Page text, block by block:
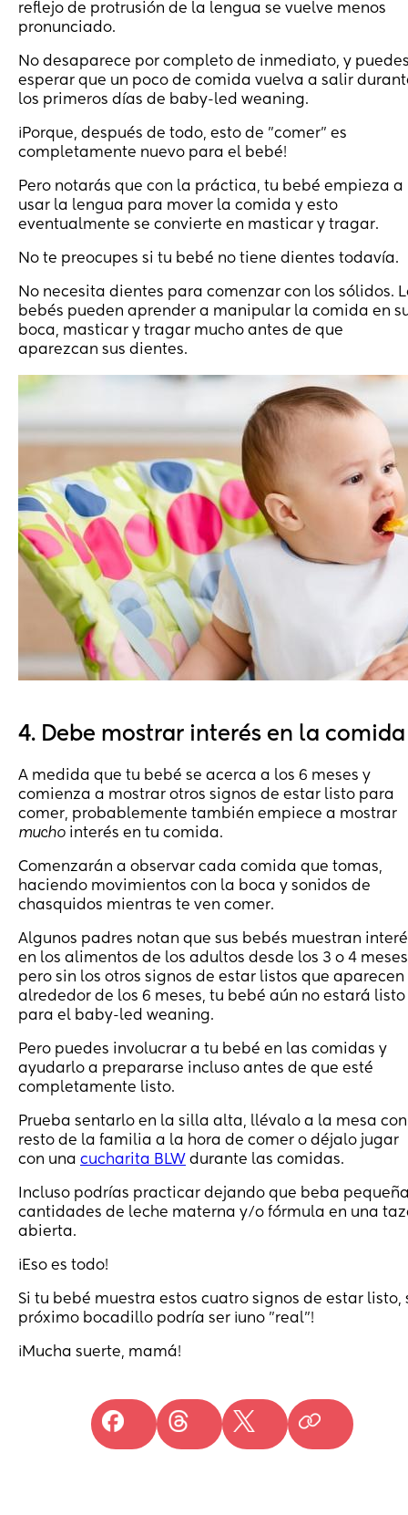
reflejo de protrusión de la lengua se vuelve menos
pronunciado.
No desaparece por completo de inmediato, y
esperar que un poco de comida vuelva a salir
los primeros días de baby-led weaning.
¡Porque, después de todo, esto de "comer" es
completamente nuevo para el bebé!
Pero notarás que con la práctica, tu bebé empieza a
usar la lengua para mover la comida y esto
eventualmente se convierte en masticar y tragar.
No te preocupes si tu bebé no tiene dientes todavía.
No necesita dientes para comenzar con los sólidos.
bebés pueden aprender a manipular la comida en
boca, masticar y tragar mucho antes de que
aparezcan sus dientes.
4. Debe mostrar interés en la comida
A medida que tu bebé se acerca a los 6 meses y
comienza a mostrar otros signos de estar listo para
comer, probablemente también empiece a mostrar
mucho interés en tu comida.
Comenzarán a observar cada comida que tomas,
haciendo movimientos con la boca y sonidos de
chasquidos mientras te ven comer.
Algunos padres notan que sus bebés muestran
en los alimentos de los adultos desde los 3 o 4
pero sin los otros signos de estar listos que aparecen
alrededor de los 6 meses, tu bebé aún no estará listo
para el baby-led weaning.
Pero puedes involucrar a tu bebé en las comidas y
ayudarlo a prepararse incluso antes de que esté
completamente listo.
Prueba sentarlo en la silla alta, llévalo a la mesa
resto de la familia a la hora de comer o déjalo jugar
con una cucharita BLW durante las comidas.
Incluso podrías practicar dejando que beba
cantidades de leche materna y/o fórmula en una
abierta.
¡Eso es todo!
Si tu bebé muestra estos cuatro signos de estar listo,
próximo bocadillo podría ser ¡uno "real"!
¡Mucha suerte, mamá!